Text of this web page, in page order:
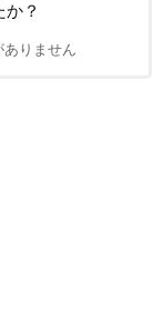
？
ありません